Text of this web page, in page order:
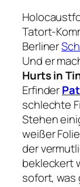
Tatort-
Berliner
Und er
Hurts in
Erfinder
schlechte
Stehen
weißer
der
bekleckert
sofort, was